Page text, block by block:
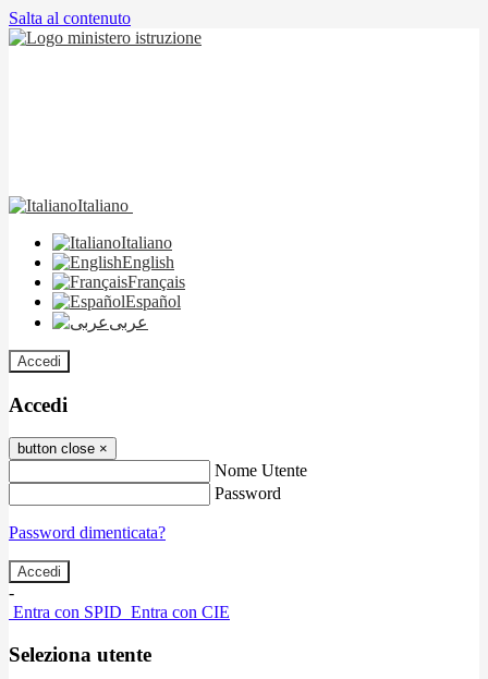
Salta al contenuto
Italiano
Italiano
English
Français
Español
عربى
Accedi
Accedi
button close ×
Nome Utente
Password
Password dimenticata?
-
Entra con SPID Entra con CIE
Seleziona utente